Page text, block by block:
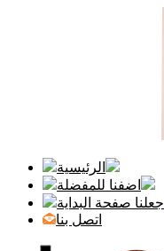
الرئيسية
اضفنا للمفضلة
اجعلنا صفحة البداية
اتصل بنا